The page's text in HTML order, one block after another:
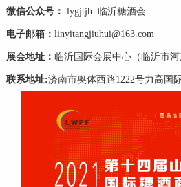
微信公众号： lygjtjh 临沂糖酒会
电子邮箱： linyitangjiuhui@163.com
展会地址： 临沂国际会展中心（临沂市河
联系地址:济南市奥体西路1222号力高国